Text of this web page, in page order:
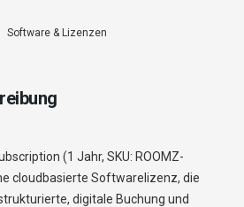
Software & Lizenzen
(1 Jahr, SKU: ROOMZ-
cloudbasierte Softwarelizenz, die
digitale Buchung und